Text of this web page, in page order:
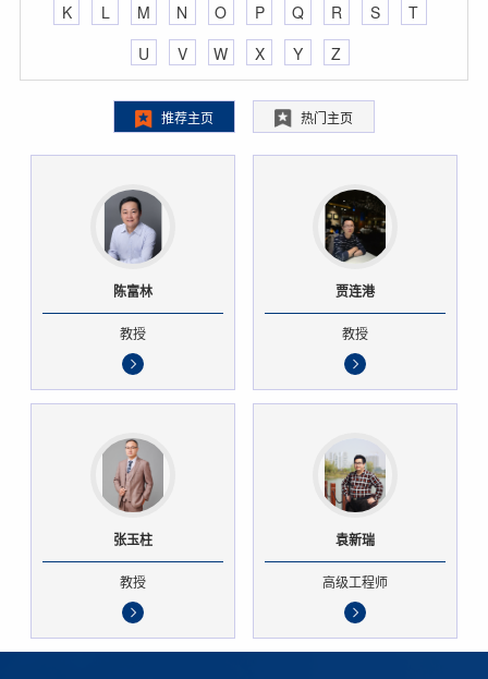
K
L M N O P Q R S
T
U
V W X Y Z
推荐主页 热门主页
陈富林
教授
贾连港
教授
张玉柱
教授
袁新瑞
高级工程师